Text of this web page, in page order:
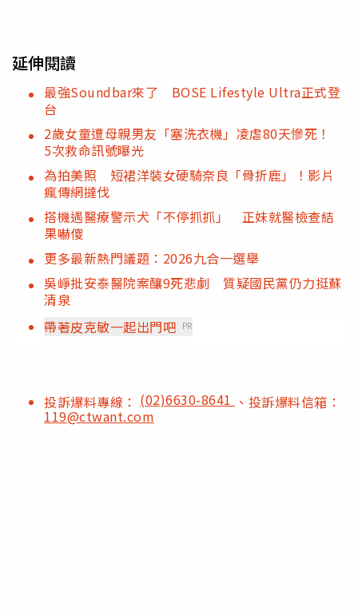
延伸閱讀
最強Soundbar來了 BOSE Lifestyle Ultra正式登
台
2歲女童遭母親男友「塞洗衣機」凌虐80天慘死！
5次救命訊號曝光
為拍美照 短裙洋裝女硬騎奈良「骨折鹿」！影片
瘋傳網撻伐
搭機遇醫療警示犬「不停抓抓」 正妹就醫檢查結
果嚇傻
更多最新熱門議題：2026九合一選舉
吳崢批安泰醫院案釀9死悲劇 質疑國民黨仍力挺蘇
清泉
帶著皮克敏一起出門吧 PR
投訴爆料專線： (02)6630-8641 、投訴爆料信箱：
119@ctwant.com